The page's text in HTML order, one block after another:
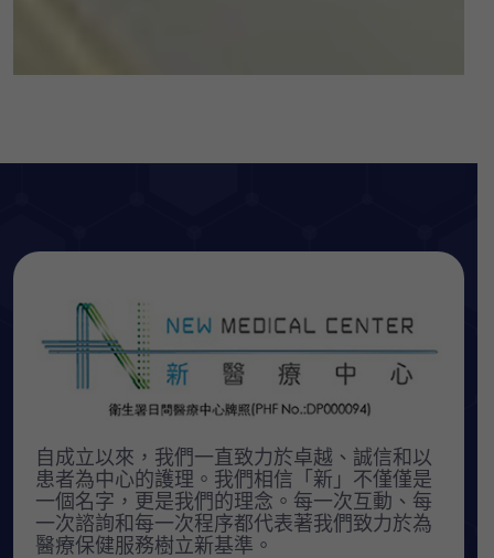
自成立以來，我們一直致力於卓越、誠信和以
患者為中心的護理。我們相信「新」不僅僅是
一個名字，更是我們的理念。每一次互動、每
一次諮詢和每一次程序都代表著我們致力於為
醫療保健服務樹立新基準。